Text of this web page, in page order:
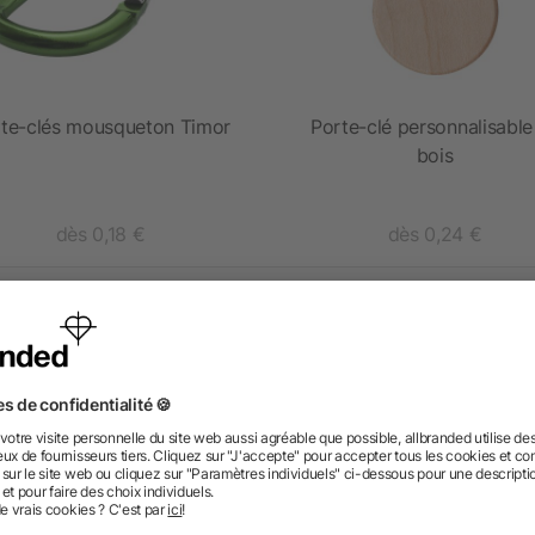
clés mousqueton Timor
dès 0,18 €
Porte-clé personnalisable
bois
dès 0,24 €
questions ? Nous avons les
ressembler les données d’impression ? allbranded